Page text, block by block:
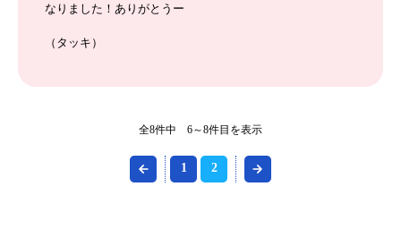
なりました！ありがとうー
（タッキ）
全8件中 6～8件目を表示
1 2